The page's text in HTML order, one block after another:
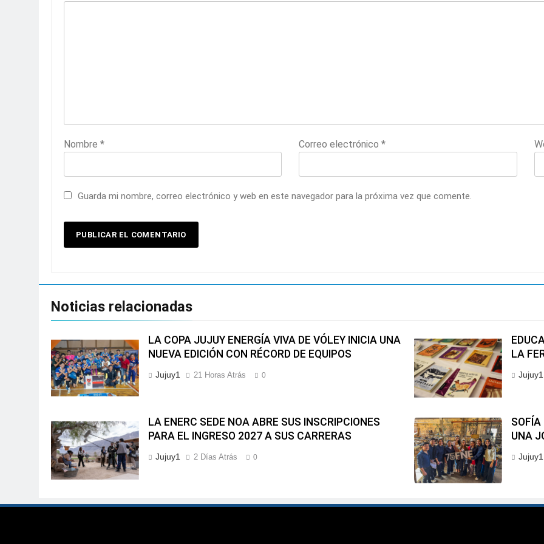
Nombre * Correo electrónico*
Guarda mi nombre, correo electrónico y web en este navegador para la próxima vez que comente.
Noticias relacionadas
LA COPA JUJUY ENERGÍA VIVA DE VÓLEY INICIA UNA
NUEVA EDICIÓN CON RÉCORD DE EQUIPOS
Jujuy1 21 Horas Atrás 0
LA
Jujuy1
LA ENERC SEDE NOA ABRE SUS INSCRIPCIONES
PARA EL INGRESO 2027 A SUS CARRERAS
Jujuy1 2 Días Atrás 0
SOFÍA
UNA
Jujuy1